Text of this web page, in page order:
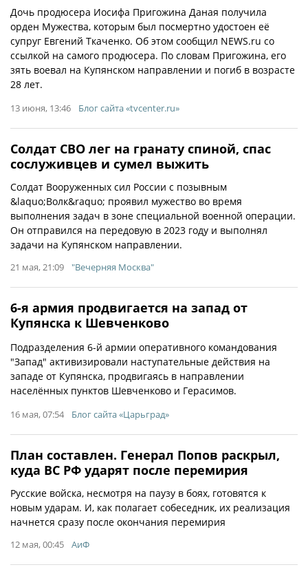
Дочь продюсера Иосифа Пригожина Даная получила
орден Мужества, которым был посмертно удостоен её
супруг Евгений Ткаченко. Об этом сообщил NEWS.ru со
ссылкой на самого продюсера. По словам Пригожина, его
зять воевал на Купянском направлении и погиб в возрасте
28 лет.
13 июня, 13:46 Блог сайта «tvcenter.ru»
Солдат СВО лег на гранату спиной, спас
сослуживцев и сумел выжить
Солдат Вооруженных сил России с позывным
&laquo;Волк&raquo; проявил мужество во время
выполнения задач в зоне специальной военной операции.
Он отправился на передовую в 2023 году и выполнял
задачи на Купянском направлении.
21 мая, 21:09 "Вечерняя Москва"
6-я армия продвигается на запад от
Купянска к Шевченково
Подразделения 6-й армии оперативного командования
"Запад" активизировали наступательные действия на
западе от Купянска, продвигаясь в направлении
населённых пунктов Шевченково и Герасимов.
16 мая, 07:54 Блог сайта «Царьград»
План составлен. Генерал Попов раскрыл,
куда ВС РФ ударят после перемирия
Русские войска, несмотря на паузу в боях, готовятся к
новым ударам. И, как полагает собеседник, их реализация
начнется сразу после окончания перемирия
12 мая, 00:45 АиФ